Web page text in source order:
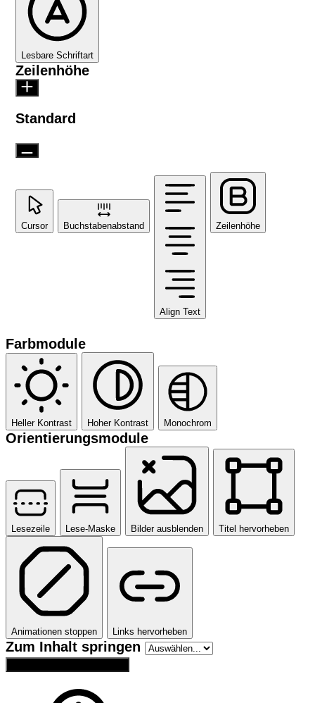
Lesbare Schriftart
Zeilenhöhe
Standard
Cursor Buchstabenabstand
Align Text
Zeilenhöhe
Farbmodule
Heller Kontrast Hoher Kontrast Monochrom
Orientierungsmodule
Lesezeile Lese-Maske Bilder ausblenden Titel hervorheben
Animationen stoppen Links hervorheben
Zum Inhalt springen